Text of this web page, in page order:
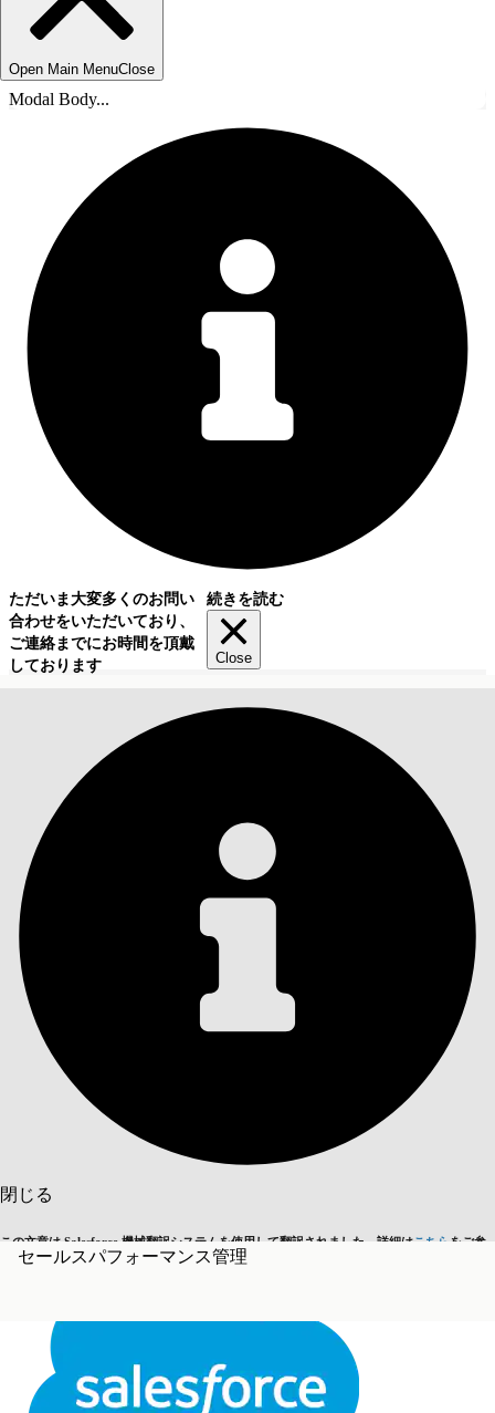
Open Main MenuClose
Modal Body...
ただいま大変多くのお問い
合わせをいただいており、
ご連絡までにお時間を頂戴
しております
続きを読む
Close
閉じる
この文章は Salesforce 機械翻訳システムを使用して翻訳されました。詳細はこちら をご参
照ください。
英語に切り替える 今はしません
閉じる 閉じる
セールスパフォーマンス管理
目次